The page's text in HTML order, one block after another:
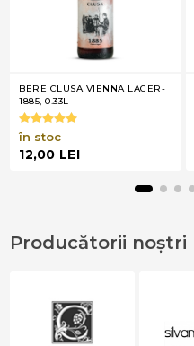
BERE CLUSA VIENNA LAGER-
1885, 0.33L
în stoc
12,00 LEI
Producătorii noștri